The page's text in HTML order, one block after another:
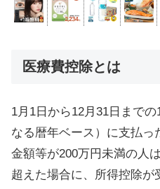
医療費控除とは
1月1日から12月31日まで
なる暦年ベース）に支払っ
金額等が200万円未満の人
超えた場合に、所得控除が